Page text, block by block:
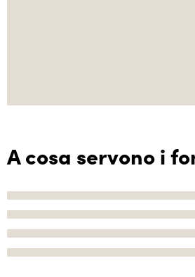
A cosa servono i